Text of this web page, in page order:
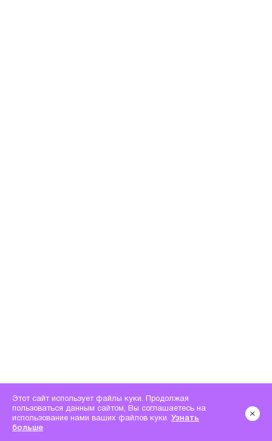
Этот сайт использует файлы куки. Продолжая
пользоваться данным сайтом, Вы соглашаетесь на
использование нами ваших файлов куки. Узнать
больше